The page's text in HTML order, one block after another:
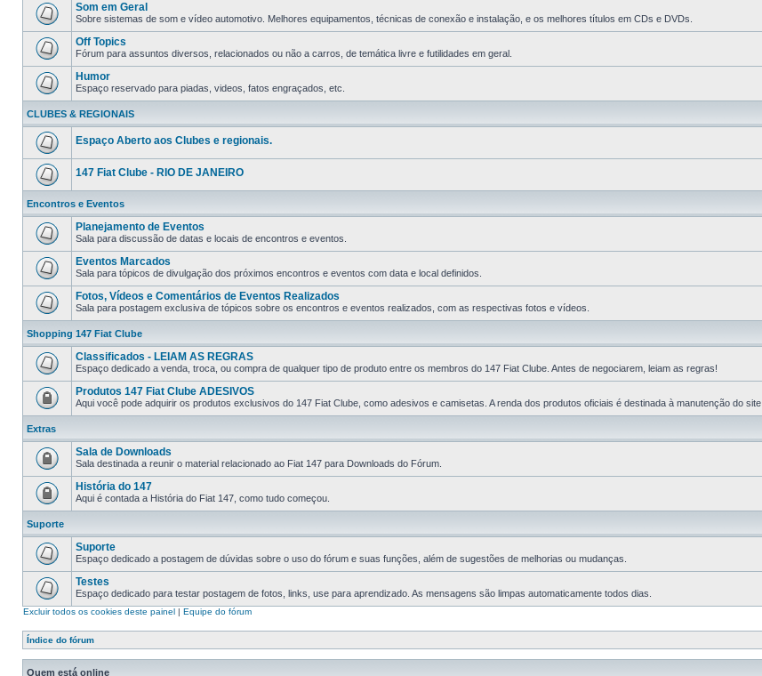
Som em Geral
Sobre sistemas de som e ví­deo automotivo. Melhores equipamentos, técnicas de conexão e instalação, e os melhores tí­tulos em CDs e DVDs.
Off Topics
Fórum para assuntos diversos, relacionados ou não a carros, de temática livre e futilidades em geral.
Humor
Espaço reservado para piadas, videos, fatos engraçados, etc.
CLUBES & REGIONAIS
Espaço Aberto aos Clubes e regionais.
147 Fiat Clube - RIO DE JANEIRO
Encontros e Eventos
Planejamento de Eventos
Sala para discussão de datas e locais de encontros e eventos.
Eventos Marcados
Sala para tópicos de divulgação dos próximos encontros e eventos com data e local definidos.
Fotos, Vídeos e Comentários de Eventos Realizados
Sala para postagem exclusiva de tópicos sobre os encontros e eventos realizados, com as respectivas fotos e vídeos.
Shopping 147 Fiat Clube
Classificados - LEIAM AS REGRAS
Espaço dedicado a venda, troca, ou compra de qualquer tipo de produto entre os membros do 147 Fiat Clube. Antes de negociarem, leiam as regras!
Produtos 147 Fiat Clube ADESIVOS
Aqui você pode adquirir os produtos exclusivos do 147 Fiat Clube, como adesivos e camisetas. A renda dos produtos oficiais é destinada à manutenção do site.
Extras
Sala de Downloads
Sala destinada a reunir o material relacionado ao Fiat 147 para Downloads do Fórum.
História do 147
Aqui é contada a História do Fiat 147, como tudo começou.
Suporte
Suporte
Espaço dedicado a postagem de dúvidas sobre o uso do fórum e suas funções, além de sugestões de melhorias ou mudanças.
Testes
Espaço dedicado para testar postagem de fotos, links, use para aprendizado. As mensagens são limpas automaticamente todos dias.
Excluir todos os cookies deste painel | Equipe do fórum
Índice do fórum
Quem está online